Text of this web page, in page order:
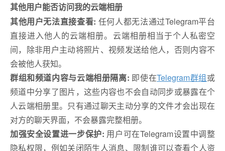
其他用户能否访问我的云端相册
其他用户无法直接查看: 任何人都无法通过Telegram平台
直接进入他人的云端相册。云端相册相当于个人私密空
间，除非用户主动将照片、视频发送给他人，否则内容不
会被他人获知。
群组和频道内容与云端相册隔离: 即使在Telegram群组或
频道中分享了图片，这些内容也不会自动同步或暴露在个
人云端相册里。只有通过聊天主动分享的文件才会出现在
对方的聊天界面，不会暴露完整相册。
加强安全设置进一步保护: 用户可在Telegram设置中调整
隐私权限，例如关闭陌生人消息、限制谁可以查看个人资